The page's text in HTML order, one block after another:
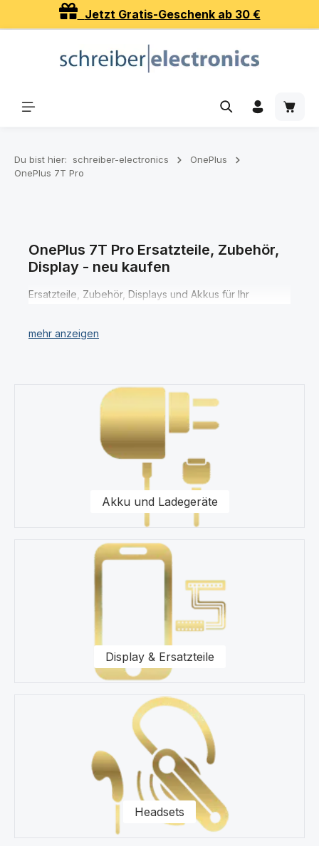
Zum Hauptinhalt springenJetzt Gratis-Geschenk ab 30 €
Du bist hier: schreiber-electronics
OnePlus
OnePlus 7T Pro
OnePlus 7T Pro Ersatzteile, Zubehör,
Display - neu kaufen
Ersatzteile, Zubehör, Displays und Akkus für Ihr
Taschen, Universal Zubehör, Displayfolie und
Für uns stehen Qualität und Originalität unserer
Produkte für das OnePlus 7T Pro im Vordergrund. Wir
halten eine Vielzahl von Produkten wie Displays und
Schutzhüllen für Ihr OnePlus 7T Pro in unserem
modernen Warenlager für Sie vor.
Kaufen Sie nur Original Zubehör vom OnePlus 7T Pro
Gerne steht Ihnen unser Kundenservice bezüglich
Fragen zu unseren Ersatzteilen für Ihr OnePlus 7T Pro
Kategoriegalerie überspringen
Akku und Ladegeräte
Display & Ersatzteile
Headsets